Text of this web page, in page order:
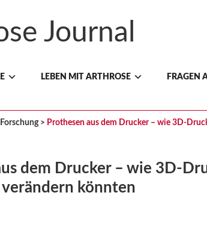
LEBEN MIT ARTHROSE FRAGEN
Forschung> Prothesen aus dem Drucker – wie 3D-
dem Drucker – wie 3D-
könnten